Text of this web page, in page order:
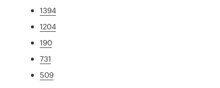
1394
1204
190
731
509